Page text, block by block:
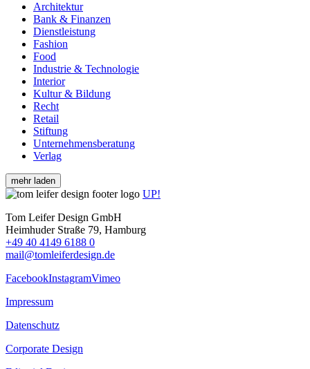
Architektur
Bank & Finanzen
Dienstleistung
Fashion
Food
Industrie & Technologie
Interior
Kultur & Bildung
Recht
Retail
Stiftung
Unternehmensberatung
Verlag
mehr laden
UP!
Tom Leifer Design GmbH
Heimhuder Straße 79, Hamburg
+49 40 4149 6188 0
mail@tomleiferdesign.de
FacebookInstagramVimeo
Impressum
Datenschutz
Corporate Design